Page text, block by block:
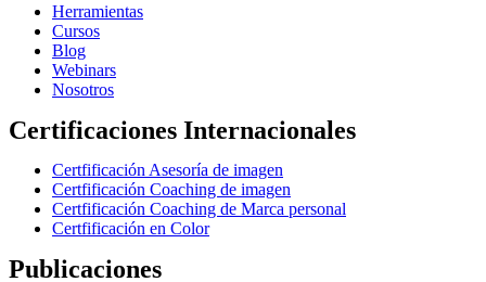
Herramientas
Cursos
Blog
Webinars
Nosotros
Certificaciones Internacionales
Certfificación Asesoría de imagen
Certfificación Coaching de imagen
Certfificación Coaching de Marca personal
Certfificación en Color
Publicaciones